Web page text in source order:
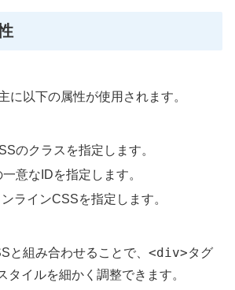
に以下の属性が使用されます。
のクラスを指定します。
意なIDを指定します。
ラインCSSを指定します。
と組み合わせることで、 <div>タグ
タイルを細かく調整できます。